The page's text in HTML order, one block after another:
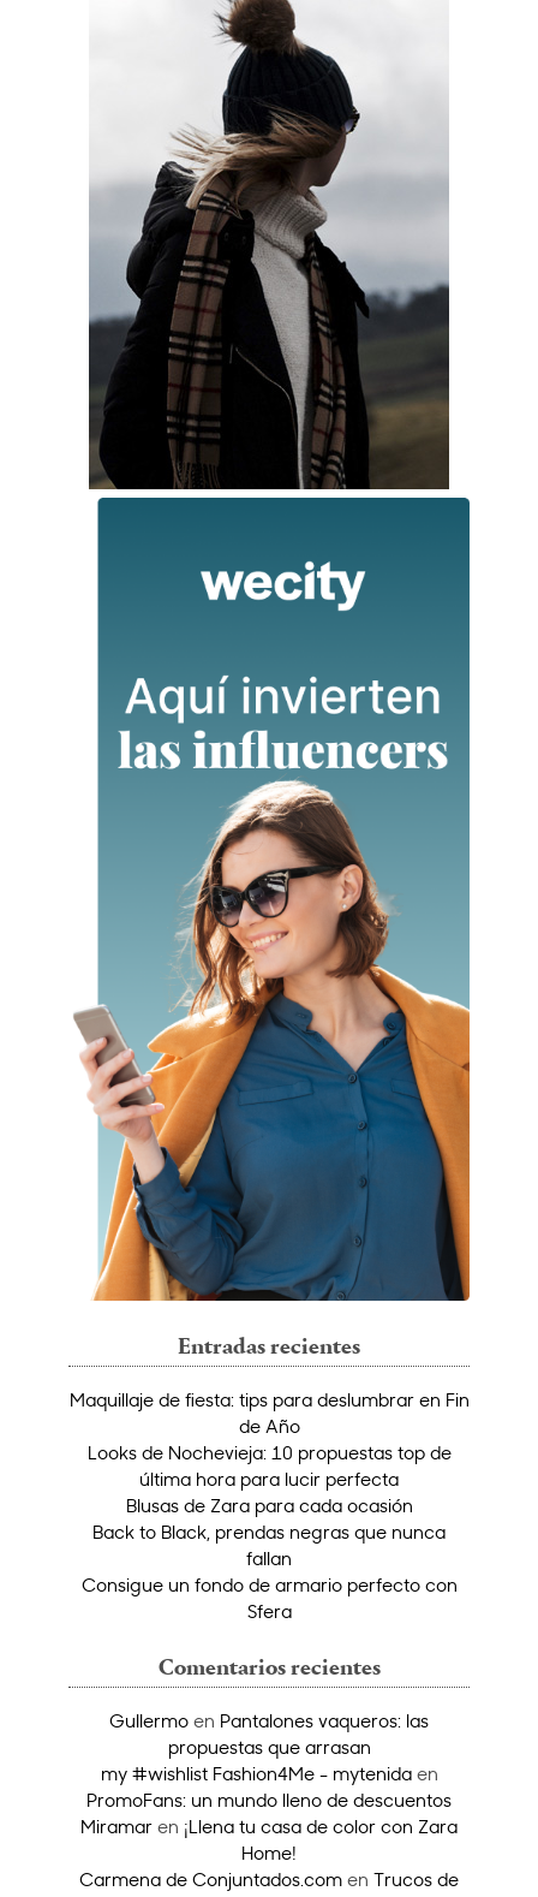
Entradas recientes
Maquillaje de fiesta: tips para deslumbrar en Fin
de Año
Looks de Nochevieja: 10 propuestas top de
última hora para lucir perfecta
Blusas de Zara para cada ocasión
Back to Black, prendas negras que nunca
fallan
Consigue un fondo de armario perfecto con
Sfera
Comentarios recientes
Gullermo en Pantalones vaqueros: las
propuestas que arrasan
my #wishlist Fashion4Me - mytenidaen
PromoFans: un mundo lleno de descuentos
Miramar en ¡Llena tu casa de color con Zara
Home!
Carmena de Conjuntados.com en Trucos de